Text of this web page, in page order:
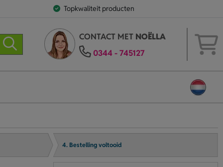
Topkwaliteit producten
CONTACT MET NOËLLA
0344 - 745127
4. Bestelling voltooid